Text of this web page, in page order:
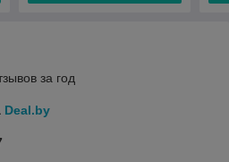
за год
Deal.by